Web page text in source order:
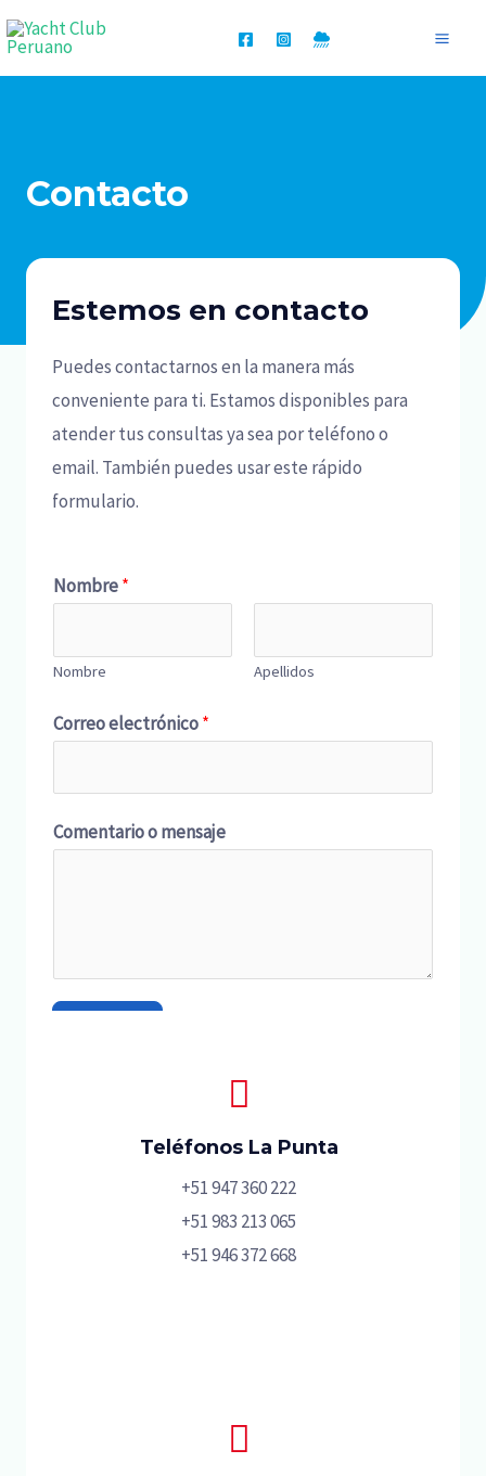
Ir
al
contenido
Contacto
Estemos en contacto
Puedes contactarnos en la manera más
conveniente para ti. Estamos disponibles para
atender tus consultas ya sea por teléfono o
email. También puedes usar este rápido
formulario.
Nombre*
Nombre Apellidos
Correo electrónico*
Comentario o mensaje
Teléfonos La Punta
+51 947 360 222
+51 983 213 065
+51 946 372 668